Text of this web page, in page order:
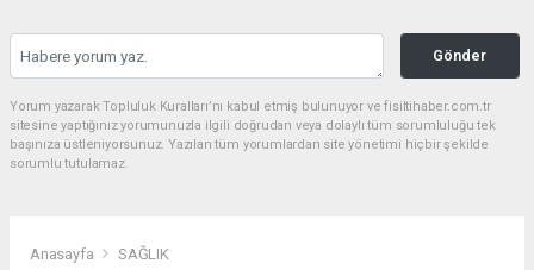
Gönder
Yorum yazarak Topluluk Kuralları’nı kabul etmiş bulunuyor ve fisiltihaber.com.tr
sitesine yaptığınız yorumunuzla ilgili doğrudan veya dolaylı tüm sorumluluğu tek
başınıza üstleniyorsunuz. Yazılan tüm yorumlardan site yönetimi hiçbir şekilde
sorumlu tutulamaz.
Anasayfa SAĞLIK